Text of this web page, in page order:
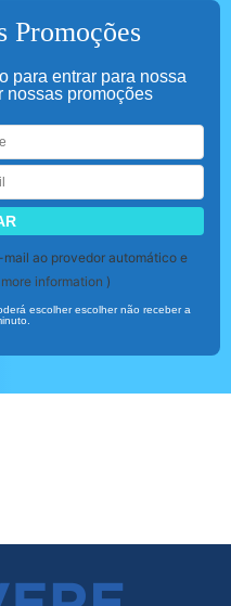
Promoções
para entrar para nossa
nossas promoções
ao provedor automático e
more information )
escolher escolher não receber a